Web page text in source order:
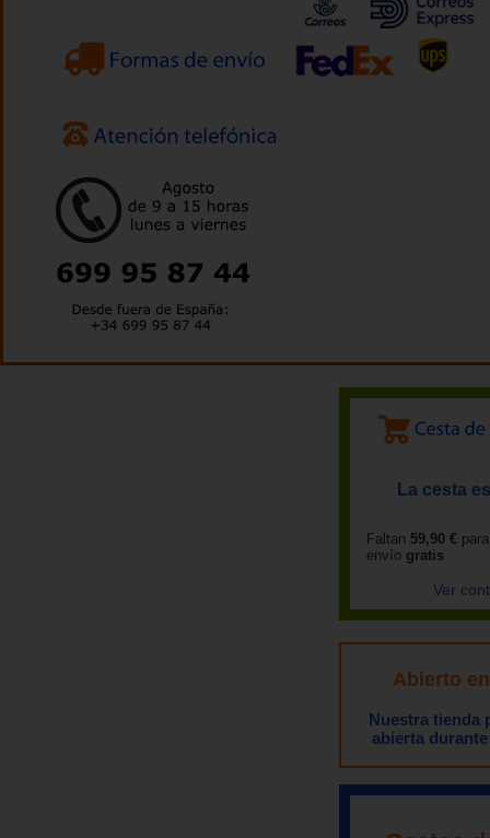
La cesta
Faltan 59,90 €
envío gratis
Ver
Abierto
Nuestra tienda
abierta